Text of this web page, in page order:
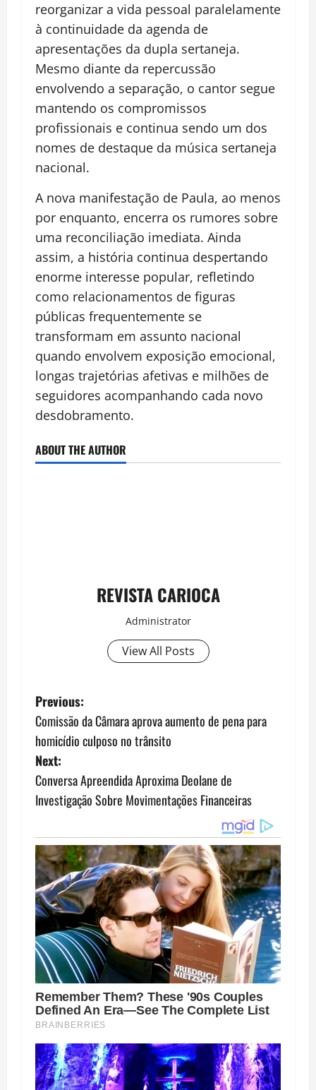
reorganizar a vida pessoal paralelamente
à continuidade da agenda de
apresentações da dupla sertaneja.
Mesmo diante da repercussão
envolvendo a separação, o cantor segue
mantendo os compromissos
profissionais e continua sendo um dos
nomes de destaque da música sertaneja
nacional.
A nova manifestação de Paula, ao menos
por enquanto, encerra os rumores sobre
uma reconciliação imediata. Ainda
assim, a história continua despertando
enorme interesse popular, refletindo
como relacionamentos de figuras
públicas frequentemente se
transformam em assunto nacional
quando envolvem exposição emocional,
longas trajetórias afetivas e milhões de
seguidores acompanhando cada novo
desdobramento.
ABOUT THE AUTHOR
REVISTA CARIOCA
Administrator
View All Posts
P
o
s
t
a
v
i
g
a
t
i
o
Previous:
Comissão da Câmara aprova aumento de pena para
homicídio culposo no trânsito
Next:
Conversa Apreendida Aproxima Deolane de
Investigação Sobre Movimentações Financeiras